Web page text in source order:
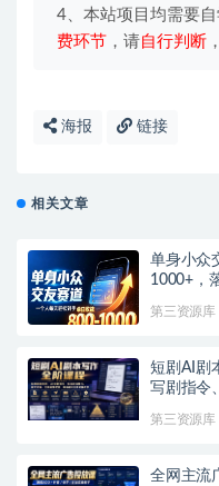
4、本站项目均需要自
费环节 ，请自行判断
海报 链接
相关文章
单身小众
1000+，
第三资源库
短剧AI剧
写剧指令
第三资源库
全网主流